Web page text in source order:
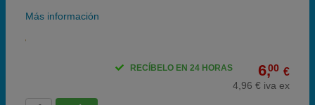
Más información
6,00 €
4,96 € iva ex
RECÍBELO EN 24 HORAS